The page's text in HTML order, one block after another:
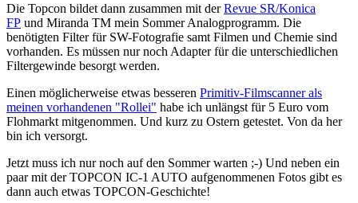
Die Topcon bildet dann zusammen mit derRevue SR/Konica
FP und Miranda TM mein Sommer Analogprogramm. Die
benötigten Filter für SW-Fotografie samt Filmen und Chemie sind
vorhanden. Es müssen nur noch Adapter für die unterschiedlichen
Filtergewinde besorgt werden.
Einen möglicherweise etwas besseren Primitiv-Filmscanner als
meinen vorhandenen "Rollei" habe ich unlängst für 5 Euro vom
Flohmarkt mitgenommen. Und kurz zu Ostern getestet. Von da her
bin ich versorgt.
Jetzt muss ich nur noch auf den Sommer warten ;-) Und neben ein
paar mit der TOPCON IC-1 AUTO aufgenommenen Fotos gibt es
dann auch etwas TOPCON-Geschichte!